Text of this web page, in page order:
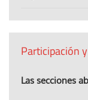
Participación
Las secciones